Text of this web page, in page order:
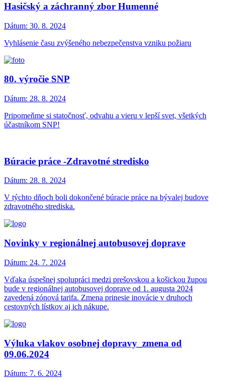
Hasičský a záchranný zbor Humenné
Dátum: 30. 8. 2024
Vyhlásenie času zvýšeného nebezpečenstva vzniku požiaru
80. výročie SNP
Dátum: 28. 8. 2024
Pripomeňme si statočnosť, odvahu a vieru v lepší svet, všetkých
účastníkom SNP!
Búracie práce -Zdravotné stredisko
Dátum: 28. 8. 2024
V týchto dňoch boli dokončené búracie práce na bývalej budove
zdravotného strediska.
Novinky v regionálnej autobusovej doprave
Dátum: 24. 7. 2024
Vďaka úspešnej spolupráci medzi prešovskou a košickou župou
bude v regionálnej autobusovej doprave od 1. augusta 2024
zavedená zónová tarifa. Zmena prinesie inovácie v druhoch
cestovných lístkov aj ich nákupe.
Výluka vlakov osobnej dopravy_zmena od
09.06.2024
Dátum: 7. 6. 2024